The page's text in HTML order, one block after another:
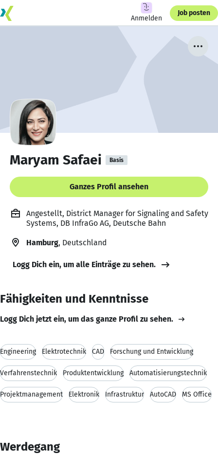
Anmelden
Job posten
Maryam Safaei Basis
Ganzes Profil ansehen
Angestellt, District Manager for Signaling and Safety
Systems, DB InfraGo AG, Deutsche Bahn
Hamburg, Deutschland
Logg Dich ein, um alle Einträge zu sehen.
Fähigkeiten und Kenntnisse
Logg Dich jetzt ein, um das ganze Profil zu sehen.
Engineering Elektrotechnik CAD Forschung und Entwicklung
Verfahrenstechnik Produktentwicklung Automatisierungstechnik
Projektmanagement Elektronik Infrastruktur AutoCAD MS Office
Werdegang